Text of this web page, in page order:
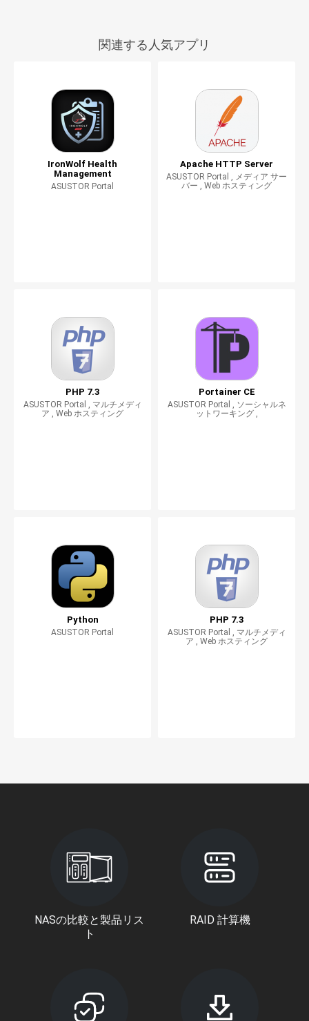
関連する人気アプリ
IronWolf Health
Management
ASUSTOR Portal
Apache HTTP Server
ASUSTOR Portal , メディア サー
バー , Web ホスティング
PHP 7.3
ASUSTOR Portal , マルチメディ
ア , Web ホスティング
Portainer CE
ASUSTOR Portal , ソーシャルネ
ットワーキング ,
Python
ASUSTOR Portal
PHP 7.3
ASUSTOR Portal , マルチメディ
ア , Web ホスティング
NASの比較と製品リス
ト
RAID 計算機